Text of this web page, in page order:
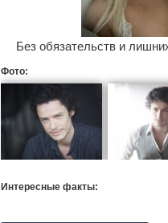
Без обязательств и
Фото:
Интересные факты: